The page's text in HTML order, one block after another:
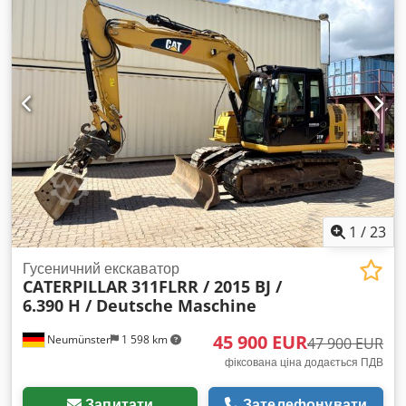
1 /23
Neumünster 1 598 km
Гусеничний екскаватор
CATERPILLAR 311FLRR / 2015 BJ /
6.390 H / Deutsche Maschine
45 900 EUR47 900 EUR
фіксована ціна додається ПДВ